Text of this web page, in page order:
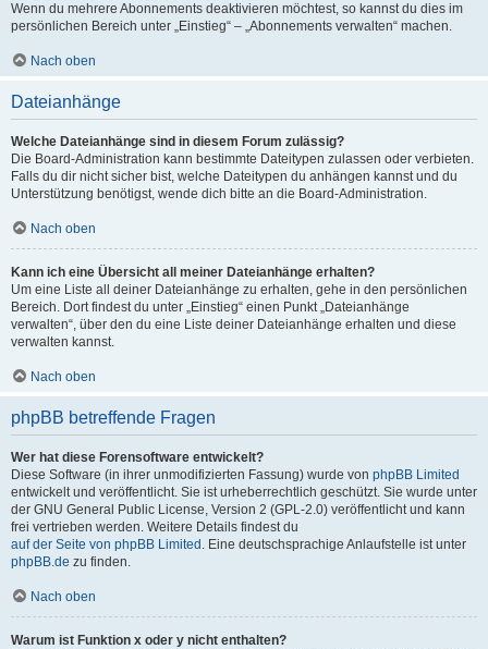
Wenn du mehrere Abonnements deaktivieren möchtest, so kannst du dies im
persönlichen Bereich unter „Einstieg“ – „Abonnements verwalten“ machen.
Nach oben
Dateianhänge
Welche Dateianhänge sind in diesem Forum zulässig?
Die Board-Administration kann bestimmte Dateitypen zulassen oder verbieten.
Falls du dir nicht sicher bist, welche Dateitypen du anhängen kannst und du
Unterstützung benötigst, wende dich bitte an die Board-Administration.
Nach oben
Kann ich eine Übersicht all meiner Dateianhänge erhalten?
Um eine Liste all deiner Dateianhänge zu erhalten, gehe in den persönlichen
Bereich. Dort findest du unter „Einstieg“ einen Punkt „Dateianhänge
verwalten“, über den du eine Liste deiner Dateianhänge erhalten und diese
verwalten kannst.
Nach oben
phpBB betreffende Fragen
Wer hat diese Forensoftware entwickelt?
Diese Software (in ihrer unmodifizierten Fassung) wurde von phpBB Limited
entwickelt und veröffentlicht. Sie ist urheberrechtlich geschützt. Sie wurde unter
der GNU General Public License, Version 2 (GPL-2.0) veröffentlicht und kann
frei vertrieben werden. Weitere Details findest du
auf der Seite von phpBB Limited . Eine deutschsprachige Anlaufstelle ist unter
phpBB.de zu finden.
Nach oben
Warum ist Funktion x oder y nicht enthalten?